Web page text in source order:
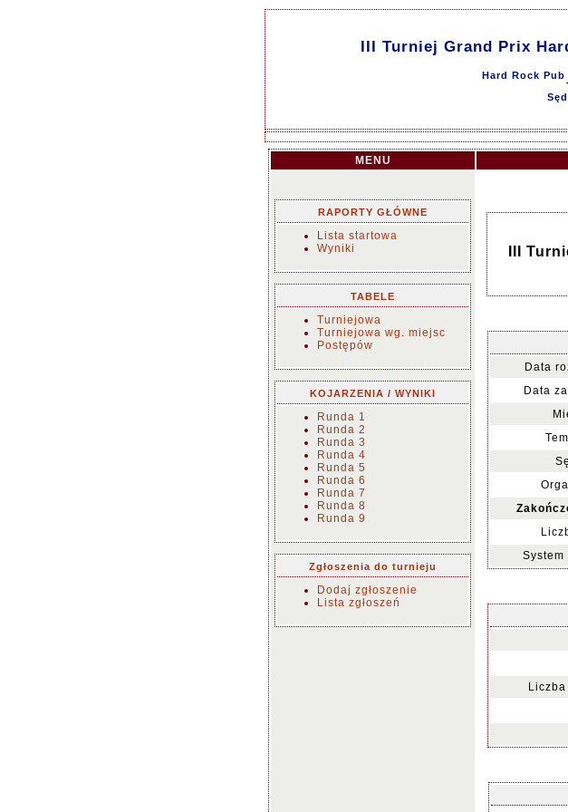
III Turniej Grand Prix
Hard Rock Pub
MENU
RAPORTY GŁÓWNE
Lista startowa
Wyniki
TABELE
Turniejowa
Turniejowa wg. miejsc
Postępów
KOJARZENIA / WYNIKI
Runda 1
Runda 2
Runda 3
Runda 4
Runda 5
Runda 6
Runda 7
Runda 8
Runda 9
Zgłoszenia do turnieju
Dodaj zgłoszenie
Lista zgłoszeń
III
Data
Data
System